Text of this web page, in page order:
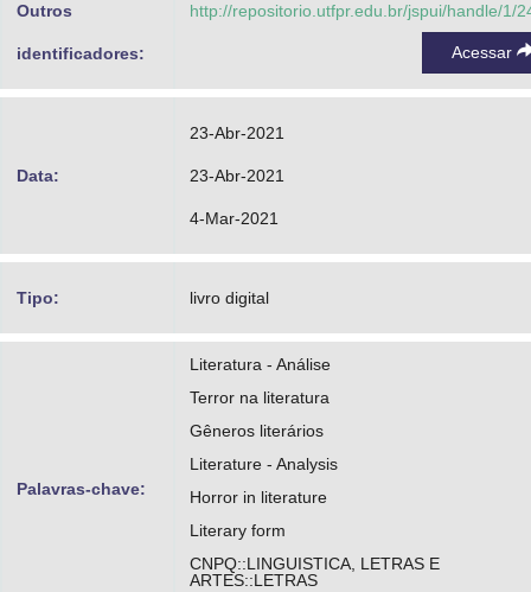
http://lattes.cnpq.br/0277021640443026
Ruffini, Mirian
https://orcid.org/0000-0002-3222-2519
http://lattes.cnpq.br/5463489037520178
Outros
identificadores:
http://repositorio.utfpr.edu.br/jspui/handle/1/
Acessar
Data:
23-Abr-2021
23-Abr-2021
4-Mar-2021
Tipo: livro digital
Palavras-chave:
Literatura - Análise
Terror na literatura
Gêneros literários
Literature - Analysis
Horror in literature
Literary form
CNPQ::LINGUISTICA, LETRAS E
ARTES::LETRAS